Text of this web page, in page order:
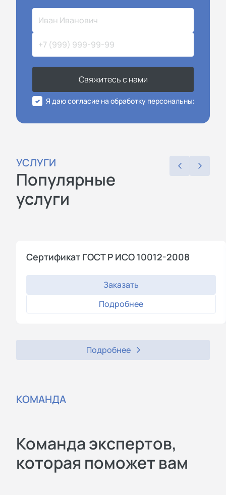
Свяжитесь с нами
Я даю согласие на обработку персональных
УСЛУГИ
Популярные
услуги
Сертификат ГОСТ Р ИСО 10012-2008
Заказать
Подробнее
Подробнее
КОМАНДА
Команда экспертов,
которая поможет вам